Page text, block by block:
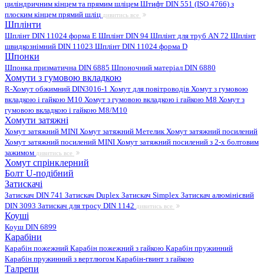
циліндричним кінцем та прямим шліцем Штифт DIN 551 (ISO 4766) з
плоским кінцем прямий шліц дивитись все
Шплінти
Шплінт DIN 11024 форма E Шплінт DIN 94 Шплінт для труб AN 72 Шплінт
швидкознімний DIN 11023 Шплінт DIN 11024 форма D
Шпонки
Шпонка призматична DIN 6885 Шпоночний матеріал DIN 6880
Хомути з гумовою вкладкою
R-Хомут обжимний DIN3016-1 Хомут для повітроводів Хомут з гумовою
вкладкою і гайкою M10 Хомут з гумовою вкладкою і гайкою M8 Хомут з
гумовою вкладкою і гайкою М8/M10
Хомути затяжні
Хомут затяжний MINI Хомут затяжний МетеликХомут затяжний посилений
Хомут затяжний посилений MINI Хомут затяжний посилений з 2-х болтовим
зажимом дивитись все
Хомут спрінклерний
Болт U-подібний
Затискачі
Затискач DIN 741 Затискач Duplex Затискач Simplex Затискач алюмінієвий
DIN 3093 Затискач для тросу DIN 1142 дивитись все
Коуші
Коуш DIN 6899
Карабіни
Карабін пожежний Карабін пожежний з гайкою Карабін пружинний
Карабін пружинний з вертлюгом Карабін-гвинт з гайкою
Талрепи